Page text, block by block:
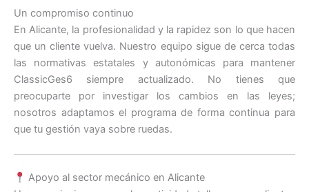
Un compromiso continuo
En Alicante, la profesionalidad y la rapidez son lo que hacen
que un cliente vuelva. Nuestro equipo sigue de cerca todas
las normativas estatales y autonómicas para mantener
ClassicGes6 siempre actualizado. No tienes que
preocuparte por investigar los cambios en las leyes;
nosotros adaptamos el programa de forma continua para
que tu gestión vaya sobre ruedas.
Apoyo al sector mecánico en Alicante